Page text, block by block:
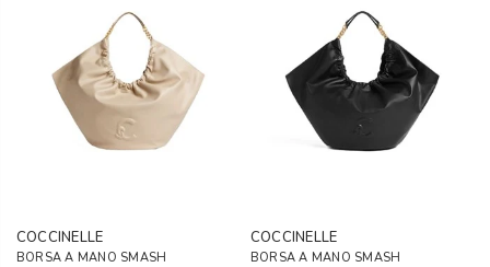
COCCINELLE
BORSA A MANO SMASH
COCCINELLE
BORSA A MANO SMASH